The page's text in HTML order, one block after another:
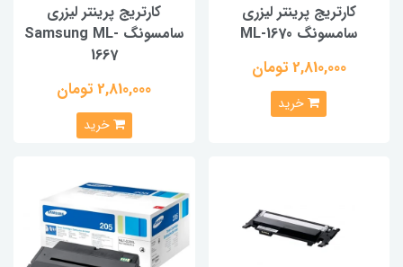
کارتریج پرینتر لیزری
سامسونگ ML-1670
2,810,000 تومان
خرید
کارتریج پرینتر لیزری
سامسونگ Samsung ML-
1667
2,810,000 تومان
خرید